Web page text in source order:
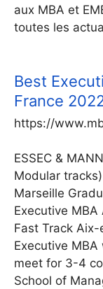
aux MBA et
toutes les
Best
France
https://
ESSEC &
Modular
Marseille
Executive
Fast Track Aix-
Executive
meet for 3-4
School of